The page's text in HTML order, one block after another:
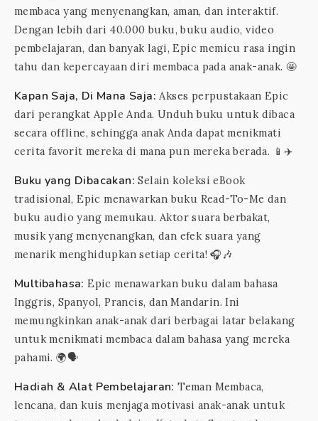
membaca yang menyenangkan, aman, dan interaktif.
Dengan lebih dari 40.000 buku, buku audio, video
pembelajaran, dan banyak lagi, Epic memicu rasa ingin
tahu dan kepercayaan diri membaca pada anak-anak. 🤩
Kapan Saja, Di Mana Saja: Akses perpustakaan Epic
dari perangkat Apple Anda. Unduh buku untuk dibaca
secara offline, sehingga anak Anda dapat menikmati
cerita favorit mereka di mana pun mereka berada. 📱✈️
Buku yang Dibacakan: Selain koleksi eBook
tradisional, Epic menawarkan buku Read-To-Me dan
buku audio yang memukau. Aktor suara berbakat,
musik yang menyenangkan, dan efek suara yang
menarik menghidupkan setiap cerita! 🎧🎶
Multibahasa: Epic menawarkan buku dalam bahasa
Inggris, Spanyol, Prancis, dan Mandarin. Ini
memungkinkan anak-anak dari berbagai latar belakang
untuk menikmati membaca dalam bahasa yang mereka
pahami. 🌍🗣️
Hadiah & Alat Pembelajaran: Teman Membaca,
lencana, dan kuis menjaga motivasi anak-anak untuk